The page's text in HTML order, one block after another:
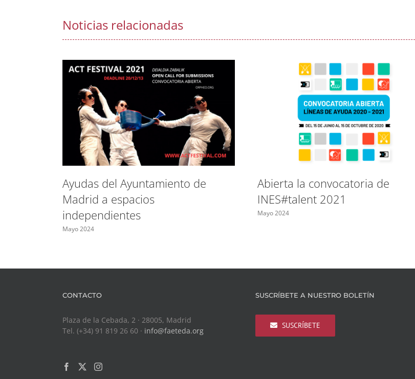
Noticias relacionadas
Ayudas del Ayuntamiento de
Madrid a espacios
independientes
Mayo 2024
Abierta la convocatoria de
INES#talent 2021
Mayo 2024
CONTACTO
Plaza de la Cebada, 2 · 28005, Madrid
Tel. (+34) 91 819 26 60 · info@faeteda.org
SUSCRÍBETE A NUESTRO BOLETÍN
SUSCRÍBETE